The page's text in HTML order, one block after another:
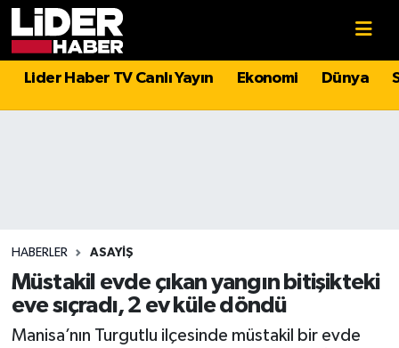
Lider Haber TV Canlı Yayın Ekonomi Dünya
HABERLER ASAYIŞ
Müstakil evde çıkan yangın bitişikteki
eve sıçradı, 2 ev küle döndü
Manisa’nın Turgutlu ilçesinde müstakil bir evde
Politika
Magazin
Spor
Sağlık
Hava Durumu
Süper Lig Puan Durumu ve Fikstür
Tüm Manşetler
Son Dakika Haberleri